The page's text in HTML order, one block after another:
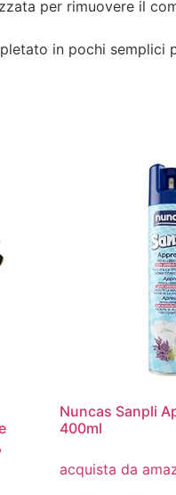
per rimuovere il
in pochi semplici
Nuncas Sanpli
400ml
acquista da